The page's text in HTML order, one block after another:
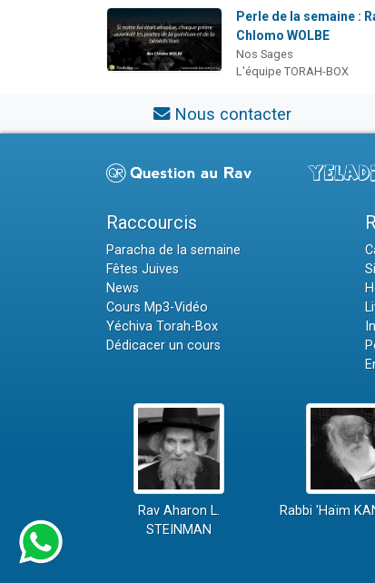
Perle de la semaine :
Chlomo WOLBE
Nos Sages
L'équipe TORAH-BOX
Nous contacter
Raccourcis
Paracha de la semaine
Fêtes Juives
News
Cours Mp3-Vidéo
Yéchiva Torah-Box
Dédicacer un cours
Rav Aharon L.
STEINMAN
Rabbi 'Haïm